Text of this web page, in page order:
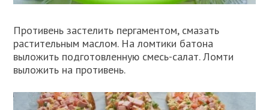
Противень застелить пергаментом, смазать
растительным маслом. На ломтики батона
выложить подготовленную смесь-салат. Ломти
выложить на противень.